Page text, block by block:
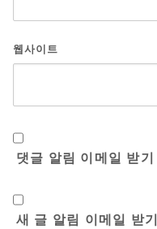
웹사이트
댓글 알림 이메일 받기
새 글 알림 이메일 받기